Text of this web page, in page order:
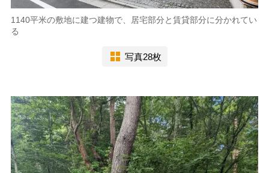
1140平米の敷地に建つ建物で、居宅部分と賃貸部分に分かれてい
る
写真28枚